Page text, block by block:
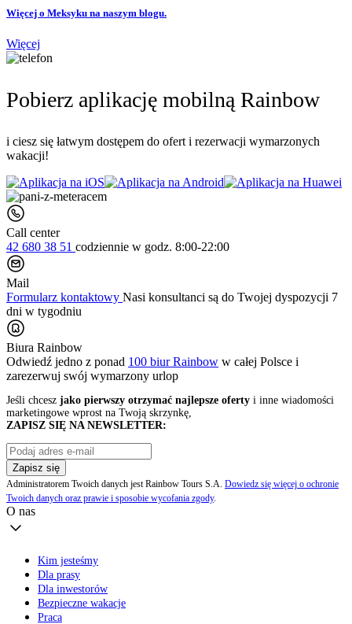
Więcej o Meksyku na naszym blogu.
Więcej
Pobierz aplikację mobilną Rainbow
i ciesz się łatwym dostępem do ofert i rezerwacji wymarzonych
wakacji!
Call center
42 680 38 51 codziennie w godz. 8:00-22:00
Mail
Formularz kontaktowy Nasi konsultanci są do Twojej dyspozycji 7
dni w tygodniu
Biura Rainbow
Odwiedź jedno z ponad 100 biur Rainbow w całej Polsce i
zarezerwuj swój wymarzony urlop
Jeśli chcesz jako pierwszy otrzymać najlepsze oferty i inne wiadomości
marketingowe wprost na Twoją skrzynkę,
ZAPISZ SIĘ NA NEWSLETTER:
Zapisz się
Administratorem Twoich danych jest Rainbow Tours S.A. Dowiedz się więcej o ochronie
Twoich danych oraz prawie i sposobie wycofania zgody.
O nas
Kim jesteśmy
Dla prasy
Dla inwestorów
Bezpieczne wakacje
Praca